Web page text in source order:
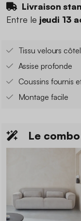
Livraison
Entre le jeudi 13
Tissu velours
Assise profonde
Coussins fournis
Montage facile
Le